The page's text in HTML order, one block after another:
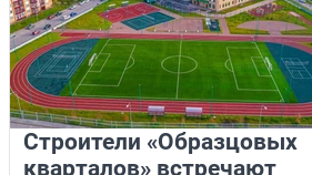
Строители «Образцовых
кварталов» встречают